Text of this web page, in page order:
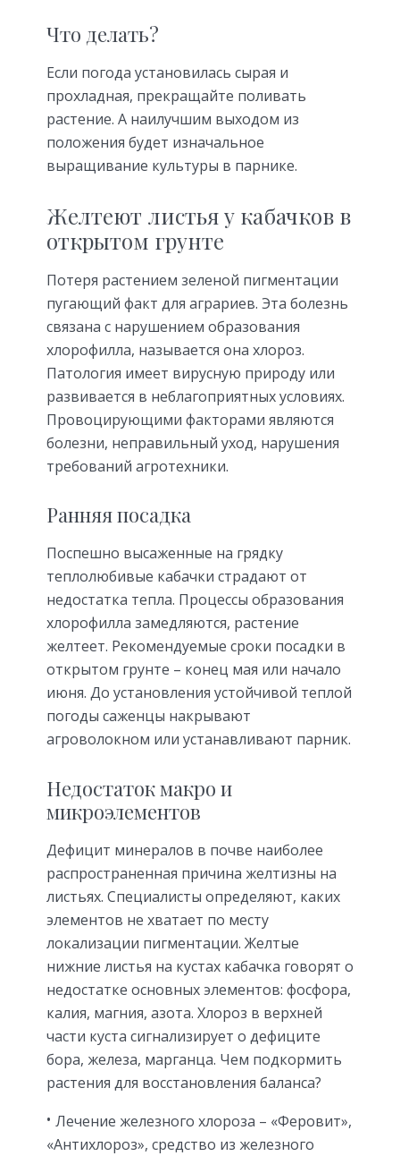
Что делать?
Если погода установилась сырая и
прохладная, прекращайте поливать
растение. А наилучшим выходом из
положения будет изначальное
выращивание культуры в парнике.
Желтеют листья у кабачков в
открытом грунте
Потеря растением зеленой пигментации
пугающий факт для аграриев. Эта болезнь
связана с нарушением образования
хлорофилла, называется она хлороз.
Патология имеет вирусную природу или
развивается в неблагоприятных условиях.
Провоцирующими факторами являются
болезни, неправильный уход, нарушения
требований агротехники.
Ранняя посадка
Поспешно высаженные на грядку
теплолюбивые кабачки страдают от
недостатка тепла. Процессы образования
хлорофилла замедляются, растение
желтеет. Рекомендуемые сроки посадки в
открытом грунте – конец мая или начало
июня. До установления устойчивой теплой
погоды саженцы накрывают
агроволокном или устанавливают парник.
Недостаток макро и
микроэлементов
Дефицит минералов в почве наиболее
распространенная причина желтизны на
листьях. Специалисты определяют, каких
элементов не хватает по месту
локализации пигментации. Желтые
нижние листья на кустах кабачка говорят о
недостатке основных элементов: фосфора,
калия, магния, азота. Хлороз в верхней
части куста сигнализирует о дефиците
бора, железа, марганца. Чем подкормить
растения для восстановления баланса?
Лечение железного хлороза – «Феровит»,
«Антихлороз», средство из железного